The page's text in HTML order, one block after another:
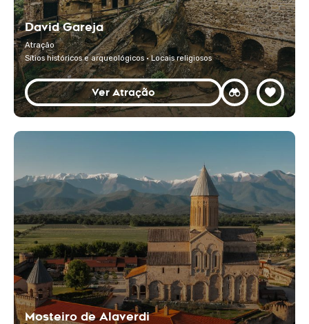
David Gareja
Atração
Sítios históricos e arqueológicos · Locais religiosos
Ver Atração
Mosteiro de Alaverdi